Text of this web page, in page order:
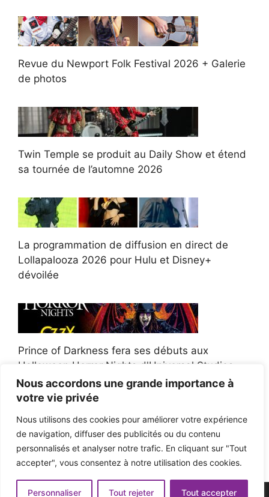
Nous accordons une grande importance à
votre vie privée
Nous utilisons des cookies pour améliorer votre expérience
de navigation, diffuser des publicités ou du contenu
personnalisés et analyser notre trafic. En cliquant sur "Tout
accepter", vous consentez à notre utilisation des cookies.
Personnaliser Tout rejeter Tout accepter
Revue du Newport Folk Festival 2026 + Galerie
de photos
Twin Temple se produit au Daily Show et étend
sa tournée de l’automne 2026
La programmation de diffusion en direct de
Lollapalooza 2026 pour Hulu et Disney+
dévoilée
Prince of Darkness fera ses débuts aux
Halloween Horror Nights d'Universal Studios
Afroman poursuit un policier de l'Ohio après la
victoire du jury en diffamation